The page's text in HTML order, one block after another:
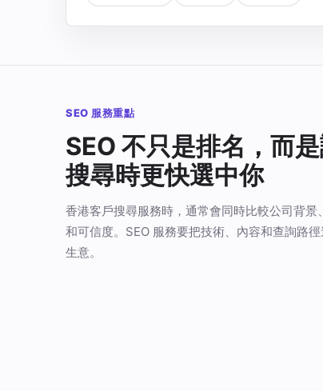
SEO 服務重點
SEO 不只是排名，而
搜尋時更快選中你
香港客戶搜尋服務時，通常會同時比較公司背景
和可信度。SEO 服務要把技術、內容和查詢路
生意。